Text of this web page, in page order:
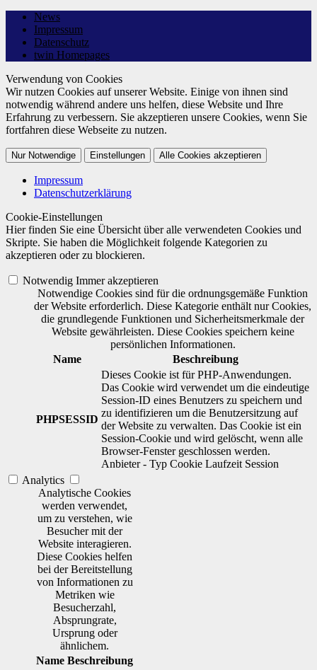
News
Impressum
Datenschutz
twin Homepages
Verwendung von Cookies
Wir nutzen Cookies auf unserer Website. Einige von ihnen sind
notwendig während andere uns helfen, diese Website und Ihre
Erfahrung zu verbessern. Sie akzeptieren unsere Cookies, wenn Sie
fortfahren diese Webseite zu nutzen.
Nur Notwendige Einstellungen Alle Cookies akzeptieren
Impressum
Datenschutzerklärung
Cookie-Einstellungen
Hier finden Sie eine Übersicht über alle verwendeten Cookies und
Skripte. Sie haben die Möglichkeit folgende Kategorien zu
akzeptieren oder zu blockieren.
Notwendig Immer akzeptieren
Notwendige Cookies sind für die ordnungsgemäße Funktion
der Website erforderlich. Diese Kategorie enthält nur Cookies,
die grundlegende Funktionen und Sicherheitsmerkmale der
Website gewährleisten. Diese Cookies speichern keine
persönlichen Informationen.
Name
Beschreibung
PHPSESSID
Dieses Cookie ist für PHP-Anwendungen.
Das Cookie wird verwendet um die eindeutige
Session-ID eines Benutzers zu speichern und
zu identifizieren um die Benutzersitzung auf
der Website zu verwalten. Das Cookie ist ein
Session-Cookie und wird gelöscht, wenn alle
Browser-Fenster geschlossen werden.
Anbieter - Typ Cookie Laufzeit Session
Analytics
Analytische Cookies
werden verwendet,
um zu verstehen, wie
Besucher mit der
Website interagieren.
Diese Cookies helfen
bei der Bereitstellung
von Informationen zu
Metriken wie
Besucherzahl,
Absprungrate,
Ursprung oder
ähnlichem.
Name Beschreibung